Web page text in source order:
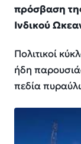
πρόσβαση
Ινδικού
Πολιτικοί
ήδη
πεδία